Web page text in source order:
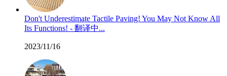
Don't Underestimate Tactile Paving! You May Not Know All
Its Functions! - 翻译中...
2023/11/16